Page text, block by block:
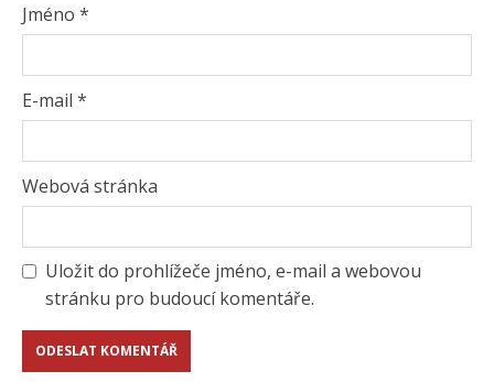
Jméno *
E-mail *
Webová stránka
Uložit do prohlížeče jméno, e-mail a webovou
stránku pro budoucí komentáře.